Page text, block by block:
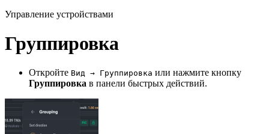
Управление устройствами
Группировка
Откройте Вид → Группировка или нажмите кнопку
Группировка в панели быстрых действий.